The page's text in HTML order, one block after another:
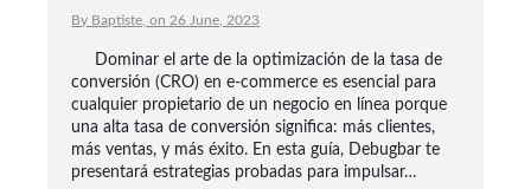
By Baptiste, on 26 June, 2023
Dominar el arte de la optimización de la tasa de
conversión (CRO) en e-commerce es esencial para
cualquier propietario de un negocio en línea porque
una alta tasa de conversión significa: más clientes,
más ventas, y más éxito. En esta guía, Debugbar te
presentará estrategias probadas para impulsar…